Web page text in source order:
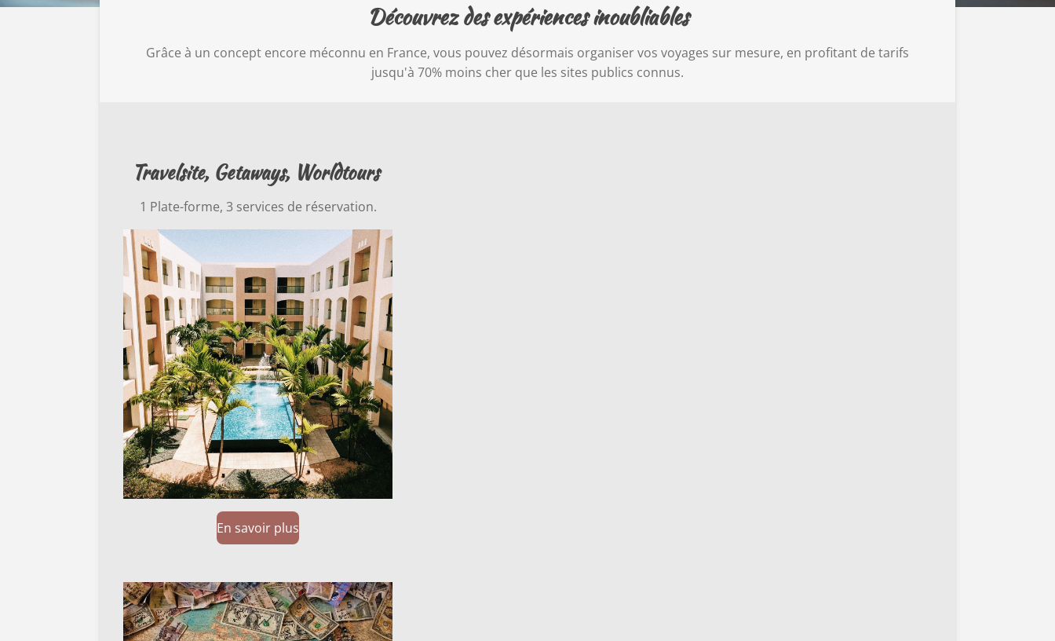
Découvrez des expériences inoubliables
Grâce à un concept encore méconnu en France, vous pouvez désormais organiser vos voyages sur mesure, en profitant de tarifs
jusqu'à 70% moins cher que les sites publics connus.
Travelsite, Getaways, Worldtours
1 Plate-forme, 3 services de réservation.
En savoir plus